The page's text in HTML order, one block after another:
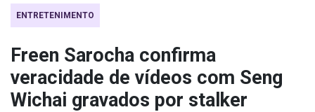
ENTRETENIMENTO
Freen Sarocha confirma
veracidade de vídeos com Seng
Wichai gravados por stalker